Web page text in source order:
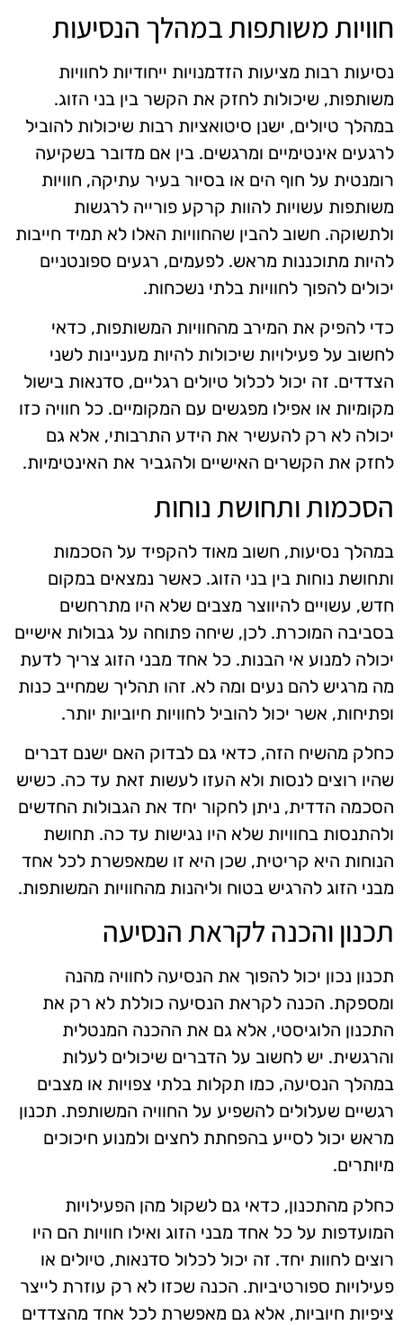
חוויות משותפות במהלך הנסיעות
נסיעות רבות מציעות הזדמנויות ייחודיות לחוויות
משותפות, שיכולות לחזק את הקשר בין בני הזוג.
במהלך טיולים, ישנן סיטואציות רבות שיכולות להוביל
לרגעים אינטימיים ומרגשים. בין אם מדובר בשקיעה
רומנטית על חוף הים או בסיור בעיר עתיקה, חוויות
משותפות עשויות להוות קרקע פורייה לרגשות
ולתשוקה. חשוב להבין שהחוויות האלו לא תמיד חייבות
להיות מתוכננות מראש. לפעמים, רגעים ספונטניים
יכולים להפוך לחוויות בלתי נשכחות.
כדי להפיק את המירב מהחוויות המשותפות, כדאי
לחשוב על פעילויות שיכולות להיות מעניינות לשני
הצדדים. זה יכול לכלול טיולים רגליים, סדנאות בישול
מקומיות או אפילו מפגשים עם המקומיים. כל חוויה כזו
יכולה לא רק להעשיר את הידע התרבותי, אלא גם
לחזק את הקשרים האישיים ולהגביר את האינטימיות.
הסכמות ותחושת נוחות
במהלך נסיעות, חשוב מאוד להקפיד על הסכמות
ותחושת נוחות בין בני הזוג. כאשר נמצאים במקום
חדש, עשויים להיווצר מצבים שלא היו מתרחשים
בסביבה המוכרת. לכן, שיחה פתוחה על גבולות אישיים
יכולה למנוע אי הבנות. כל אחד מבני הזוג צריך לדעת
מה מרגיש להם נעים ומה לא. זהו תהליך שמחייב כנות
ופתיחות, אשר יכול להוביל לחוויות חיוביות יותר.
כחלק מהשיח הזה, כדאי גם לבדוק האם ישנם דברים
שהיו רוצים לנסות ולא העזו לעשות זאת עד כה. כשיש
הסכמה הדדית, ניתן לחקור יחד את הגבולות החדשים
ולהתנסות בחוויות שלא היו נגישות עד כה. תחושת
הנוחות היא קריטית, שכן היא זו שמאפשרת לכל אחד
מבני הזוג להרגיש בטוח וליהנות מהחוויות המשותפות.
תכנון והכנה לקראת הנסיעה
תכנון נכון יכול להפוך את הנסיעה לחוויה מהנה
ומספקת. הכנה לקראת הנסיעה כוללת לא רק את
התכנון הלוגיסטי, אלא גם את ההכנה המנטלית
והרגשית. יש לחשוב על הדברים שיכולים לעלות
במהלך הנסיעה, כמו תקלות בלתי צפויות או מצבים
רגשיים שעלולים להשפיע על החוויה המשותפת. תכנון
מראש יכול לסייע בהפחתת לחצים ולמנוע חיכוכים
מיותרים.
כחלק מהתכנון, כדאי גם לשקול מהן הפעילויות
המועדפות על כל אחד מבני הזוג ואילו חוויות הם היו
רוצים לחוות יחד. זה יכול לכלול סדנאות, טיולים או
פעילויות ספורטיביות. הכנה שכזו לא רק עוזרת לייצר
ציפיות חיוביות, אלא גם מאפשרת לכל אחד מהצדדים